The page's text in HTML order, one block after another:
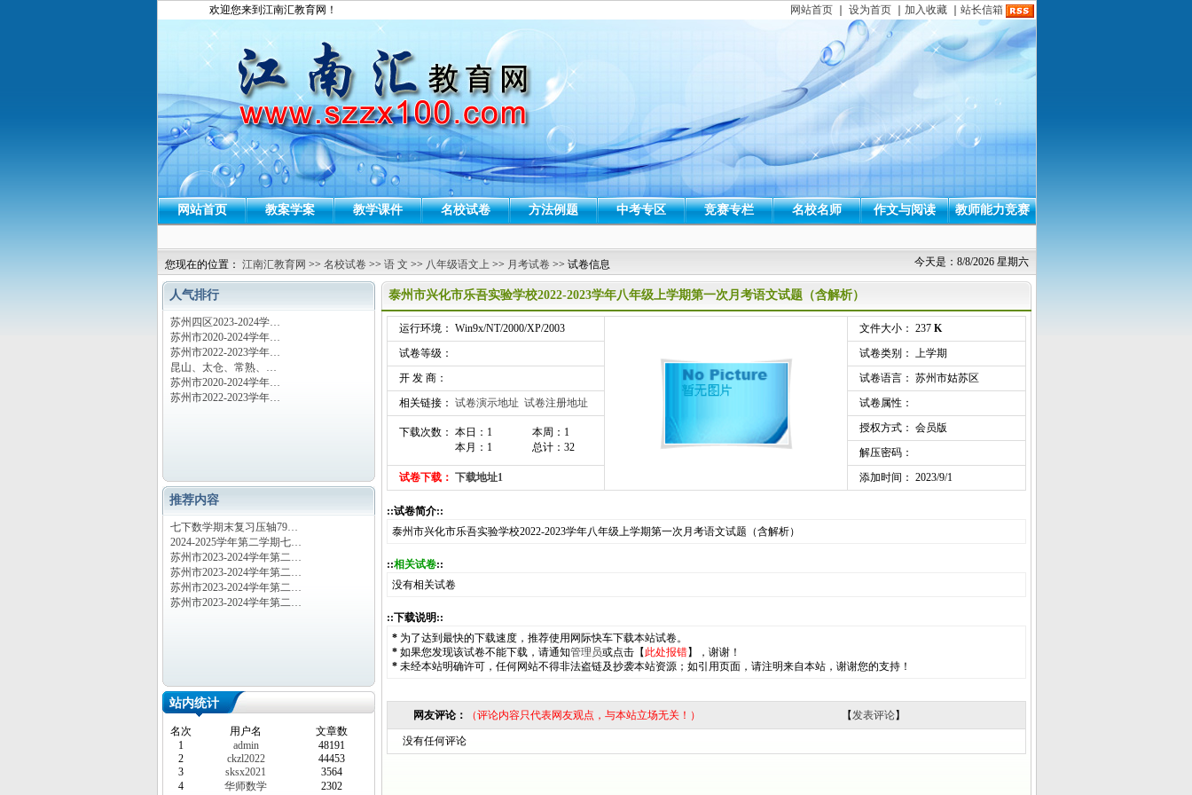
欢迎您来到江南汇教育网！ 网站首页 设为首页 加入收藏 站长信箱
网站首页 教案学案 教学课件 名校试卷 方法例题 中考专区 竞赛专栏 名校名师 作文与阅读 教师能力竞赛
今天是：8/8/2026 星期六
您现在的位置： 江南汇教育网 >> 名校试卷 >> 语 文 >> 八年级语文上 >> 月考试卷 >> 试卷信息
人气排行
苏州四区2023-2024学…
苏州市2020-2024学年…
苏州市2022-2023学年…
昆山、太仓、常熟、…
苏州市2020-2024学年…
苏州市2022-2023学年…
推荐内容
七下数学期末复习压轴79…
2024-2025学年第二学期七…
苏州市2023-2024学年第二…
苏州市2023-2024学年第二…
苏州市2023-2024学年第二…
苏州市2023-2024学年第二…
站内统计
名次 用户名
文章数
1
admin
48191
2
ckzl2022
44453
3
sksx2021
3564
4
华师数学
2302
泰州市兴化市乐吾实验学校2022-2023学年八年级上学期第一次月考语文试题（含解析）
运行环境： Win9x/NT/2000/XP/2003 文件大小： 237 K
试卷等级：
试卷类别： 上学期
开 发 商：
试卷语言： 苏州市姑苏区
相关链接： 试卷演示地址 试卷注册地址 试卷属性：
下载次数： 本日：1
本月：1
本周：1
总计：32
授权方式： 会员版
解压密码：
试卷下载： 下载地址1 添加时间： 2023/9/1
::试卷简介::
泰州市兴化市乐吾实验学校2022-2023学年八年级上学期第一次月考语文试题（含解析）
::相关试卷::
没有相关试卷
::下载说明::
* 为了达到最快的下载速度，推荐使用网际快车下载本站试卷。
* 如果您发现该试卷不能下载，请通知管理员或点击【 此处报错】，谢谢！
* 未经本站明确许可，任何网站不得非法盗链及抄袭本站资源；如引用页面，请注明来自本站，谢谢您的支持！
网友评论： （评论内容只代表网友观点，与本站立场无关！） 【发表评论】
没有任何评论